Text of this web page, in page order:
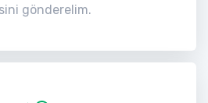
gönderelim.